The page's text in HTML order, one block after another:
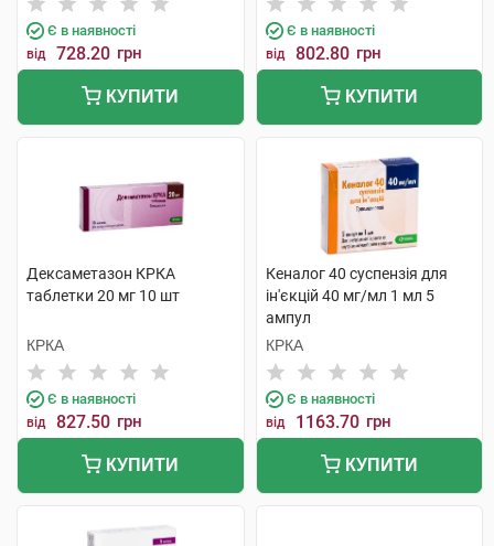
Є в наявності
від 728.20 грн
КУПИТИ
Є в наявності
від 802.80 грн
КУПИТИ
Дексаметазон КРКА
таблетки 20 мг 10 шт
КРКА
Є в наявності
від 827.50 грн
КУПИТИ
Кеналог 40 суспензія для
ін'єкцій 40 мг/мл 1 мл 5
ампул
КРКА
Є в наявності
від 1163.70 грн
КУПИТИ